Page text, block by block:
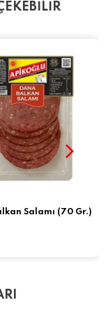
Salamı (70 Gr.)